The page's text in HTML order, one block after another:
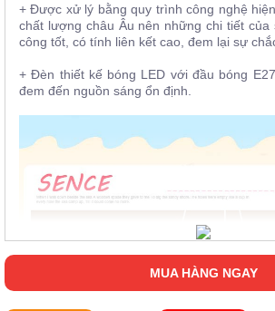
+ Được xử lý bằng quy trình công nghệ
chất lượng châu Âu nên những chi tiết của
công tốt, có tính liên kết cao, đem lại sự
+ Đèn thiết kế bóng LED với đầu bóng
đem đến nguồn sáng ổn định.
MUA HÀNG NGAY